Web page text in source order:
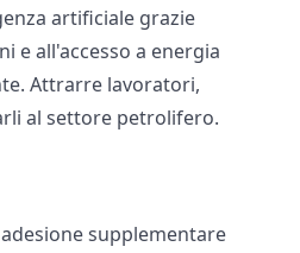
artificiale grazie
e all'accesso a energia
Attrarre lavoratori,
al settore petrolifero.
supplementare